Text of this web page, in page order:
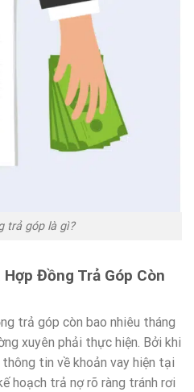
trả góp là gì?
Đồng Trả Góp Còn
trả góp còn bao nhiêu tháng
xuyên phải thực hiện. Bởi khi
tin về khoản vay hiện tại
hoạch trả nợ rõ ràng tránh rơi